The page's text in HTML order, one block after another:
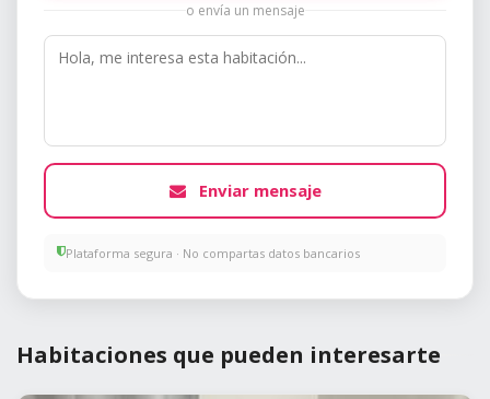
o envía un mensaje
Enviar mensaje
Plataforma segura · No compartas datos bancarios
Habitaciones que pueden interesarte